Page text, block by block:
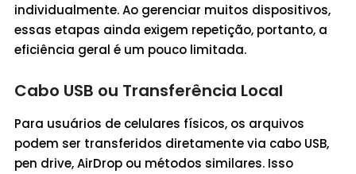
individualmente. Ao gerenciar muitos dispositivos,
essas etapas ainda exigem repetição, portanto, a
eficiência geral é um pouco limitada.
Cabo USB ou Transferência Local
Para usuários de celulares físicos, os arquivos
podem ser transferidos diretamente via cabo USB,
pen drive, AirDrop ou métodos similares. Isso